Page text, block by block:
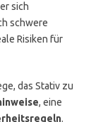
sich
schwere
Risiken für
das Stativ zu
, eine
.